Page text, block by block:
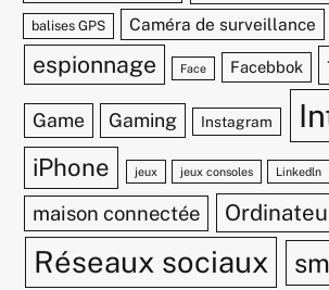
balises GPS Caméra de surveillance
espionnage Face Facebbok
Game Gaming Instagram
iPhone jeux jeux consoles Linkedln
maison connectée
Réseaux sociaux